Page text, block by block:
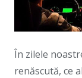
În zilele
renăscută, ce